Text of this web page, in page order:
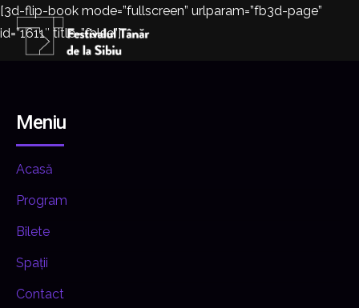
[3d-flip-book mode=”fullscreen” urlparam=”fb3d-page”
id=”1611″ title=”false”]
Meniu
Acasă
Program
Bilete
Spații
Contact